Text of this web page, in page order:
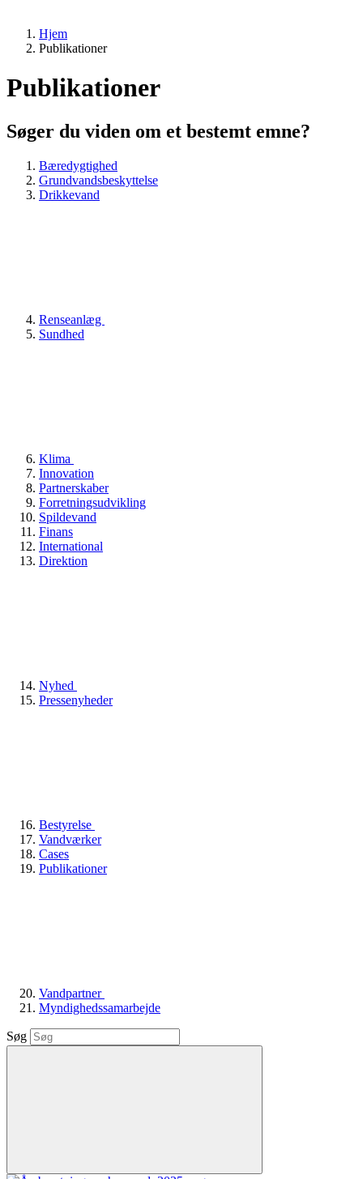
Hjem
Publikationer
Publikationer
Søger du viden om et bestemt emne?
Bæredygtighed
Grundvandsbeskyttelse
Drikkevand
Renseanlæg
Sundhed
Klima
Innovation
Partnerskaber
Forretningsudvikling
Spildevand
Finans
International
Direktion
Nyhed
Pressenyheder
Bestyrelse
Vandværker
Cases
Publikationer
Vandpartner
Myndighedssamarbejde
Søg